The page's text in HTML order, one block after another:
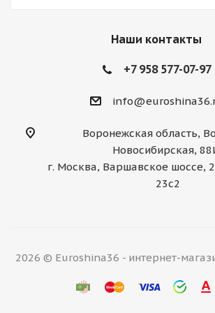
Наши контакты
+7 958 577-07-97
Воронежская область,
Новосибирская,
г. Москва, Варшавское шоссе,
23с2
2026 © Euroshina36 - интернет-